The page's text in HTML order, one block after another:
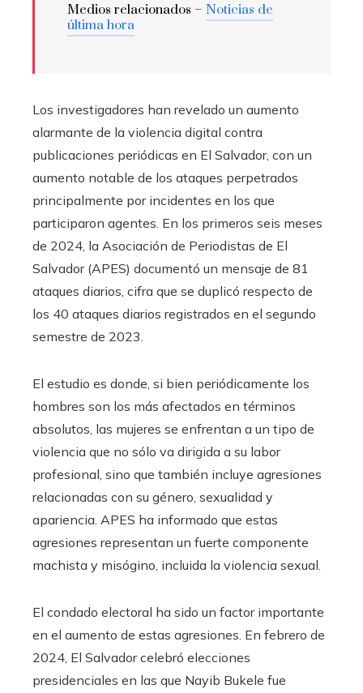
Medios relacionados – Noticias de
última hora
Los investigadores han revelado un aumento
alarmante de la violencia digital contra
publicaciones periódicas en El Salvador, con un
aumento notable de los ataques perpetrados
principalmente por incidentes en los que
participaron agentes. En los primeros seis meses
de 2024, la Asociación de Periodistas de El
Salvador (APES) documentó un mensaje de 81
ataques diarios, cifra que se duplicó respecto de
los 40 ataques diarios registrados en el segundo
semestre de 2023.
El estudio es donde, si bien periódicamente los
hombres son los más afectados en términos
absolutos, las mujeres se enfrentan a un tipo de
violencia que no sólo va dirigida a su labor
profesional, sino que también incluye agresiones
relacionadas con su género, sexualidad y
apariencia. APES ha informado que estas
agresiones representan un fuerte componente
machista y misógino, incluida la violencia sexual.
El condado electoral ha sido un factor importante
en el aumento de estas agresiones. En febrero de
2024, El Salvador celebró elecciones
presidenciales en las que Nayib Bukele fue